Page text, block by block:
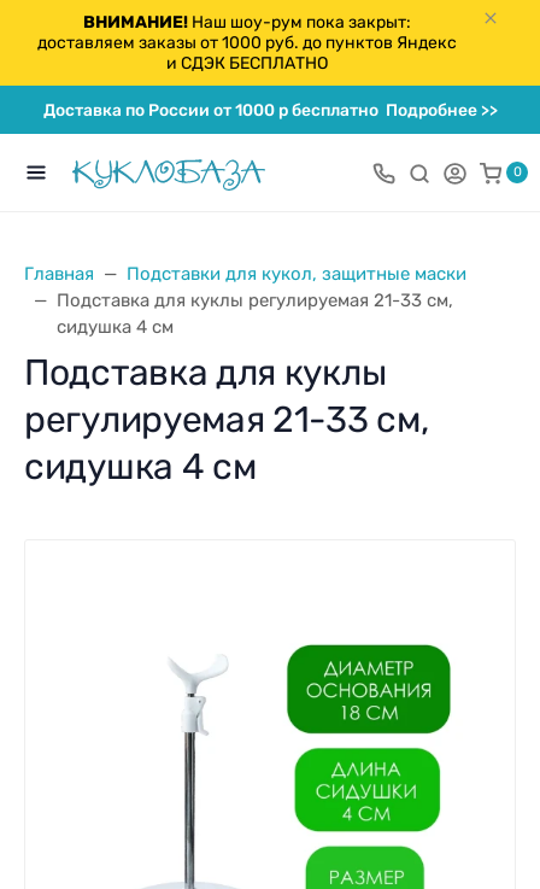
ВНИМАНИЕ!Наш шоу-рум пока закрыт:
доставляем заказы от 1000 руб. до пунктов Яндекс
и СДЭК БЕСПЛАТНО
Доставка по России от 1000 р бесплатноПодробнее >>
0
Главная
Подставки для кукол, защитные маски
Подставка для куклы регулируемая 21-33 см,
сидушка 4 см
Подставка для куклы
регулируемая 21-33 см,
сидушка 4 см